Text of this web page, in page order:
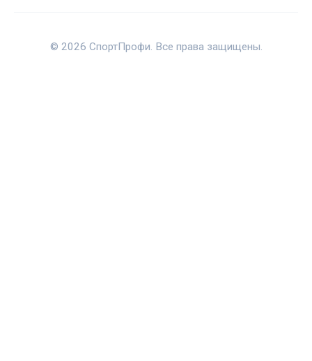
© 2026 СпортПрофи. Все права защищены.